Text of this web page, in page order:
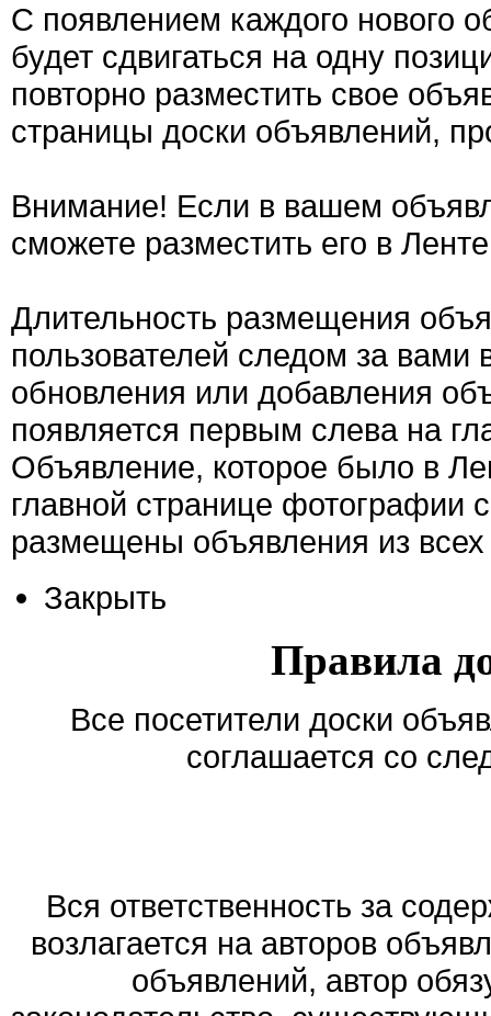
С появлением каждого нового
будет сдвигаться на одну
повторно разместить свое
страницы доски объявлений,
Внимание! Если в вашем
сможете разместить его в
Длительность размещения
пользователей следом за вами
обновления или добавления
появляется первым слева на
Объявление, которое было в
главной странице фотографии
размещены объявления из всех
Закрыть
Правила
Все посетители доски
соглашается со
Вся ответственность за
возлагается на авторов
объявлений, автор